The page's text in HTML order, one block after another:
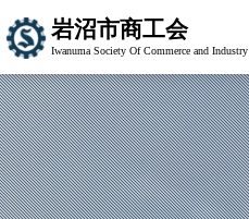
岩沼市商工会
Iwanuma Society Of Commerce and Industry